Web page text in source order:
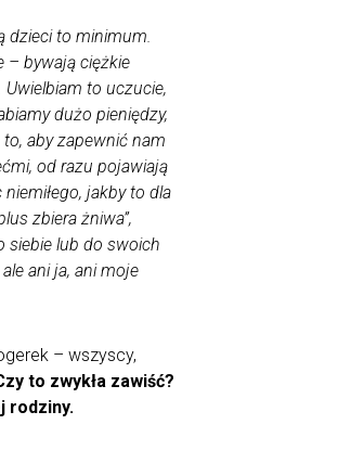
dzieci to minimum.
– bywają ciężkie
to uczucie,
dużo pieniędzy,
aby zapewnić nam
od razu pojawiają
jakby to dla
zbiera żniwa”,
siebie lub do swoich
ani ja, ani moje
– wszyscy,
to zwykła zawiść?
rodziny.